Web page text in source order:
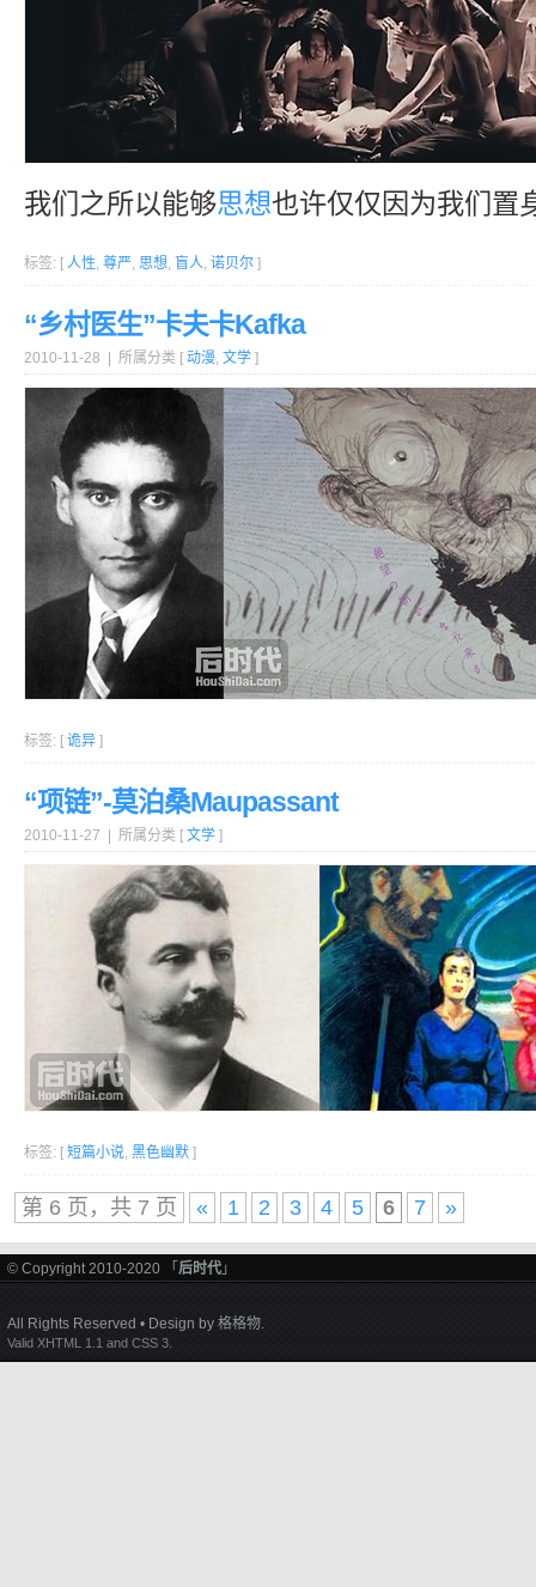
我们之所以能够思想也许仅仅因为我们置
标签: [ 人性, 尊严, 思想, 盲人, 诺贝尔 ]
“乡村医生”卡夫卡Kafka
2010-11-28 | 所属分类 [ 动漫, 文学 ]
标签: [ 诡异 ]
“项链”-莫泊桑Maupassant
2010-11-27 | 所属分类 [ 文学 ]
标签: [ 短篇小说, 黑色幽默 ]
第 6 页，共 7 页 « 1 2 3 4 5 6 7 »
© Copyright 2010-2020 「 后时代 」
All Rights Reserved • Design by 格格物.
Valid XHTML 1.1 and CSS 3.